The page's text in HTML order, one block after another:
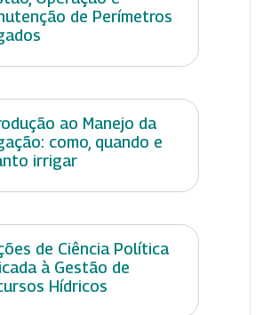
de Perímetros
ao Manejo da
como, quando e
irrigar
de Ciência Política
à Gestão de
Hídricos